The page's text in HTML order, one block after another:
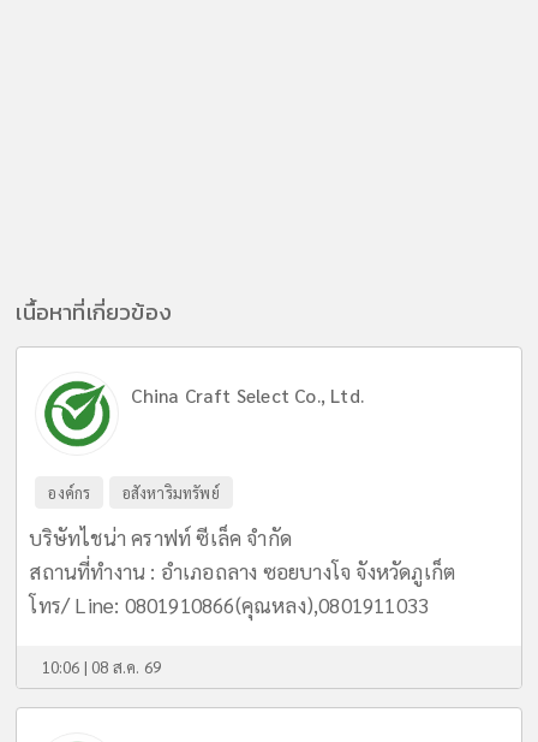
เนื้อหาที่เกี่ยวข้อง
China Craft Select Co., Ltd.
องค์กร อสังหาริมทรัพย์
บริษัทไชน่า คราฟท์ ซีเล็ค จำกัด
สถานที่ทำงาน : อำเภอถลาง ซอยบางโจ จังหวัดภูเก็ต
โทร/ Line: 0801910866(คุณหลง),0801911033
10:06 | 08 ส.ค. 69